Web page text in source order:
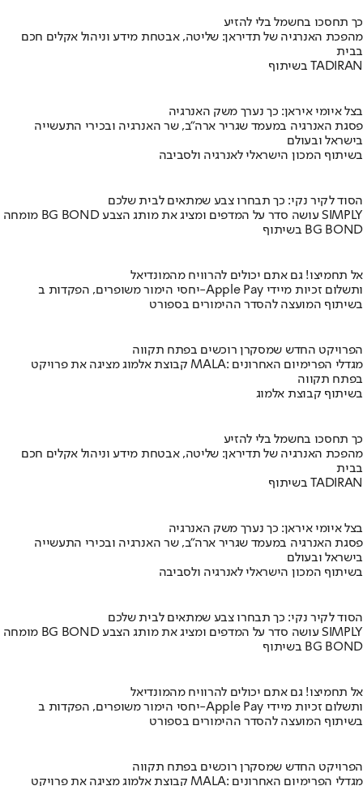
כך תחסכו בחשמל בלי להזיע
מהפכת האנרגיה של תדיראן: שליטה, אבטחת מידע וניהול אקלים חכם
בבית
בשיתוף TADIRAN
בצל איומי איראן: כך נערך משק האנרגיה
פסגת האנרגיה במעמד שגריר ארה"ב, שר האנרגיה ובכירי התעשייה
בישראל ובעולם
בשיתוף המכון הישראלי לאנרגיה ולסביבה
הסוד לקיר נקי: כך תבחרו צבע שמתאים לבית שלכם
מומחה BG BOND עושה סדר על המדפים ומציג את מותג הצבע SIMPLY
בשיתוף BG BOND
אל תחמיצו! גם אתם יכולים להרוויח מהמונדיאל
יחסי הימור משופרים, הפקדות ב-Apple Pay ותשלום זכיות מיידי
בשיתוף המועצה להסדר ההימורים בספורט
הפרויקט החדש שמסקרן רוכשים בפתח תקווה
קבוצת אלמוג מציגה את פרויקט MALA: מגדלי הפרימיום האחרונים
בפתח תקווה
בשיתוף קבוצת אלמוג
כך תחסכו בחשמל בלי להזיע
מהפכת האנרגיה של תדיראן: שליטה, אבטחת מידע וניהול אקלים חכם
בבית
בשיתוף TADIRAN
בצל איומי איראן: כך נערך משק האנרגיה
פסגת האנרגיה במעמד שגריר ארה"ב, שר האנרגיה ובכירי התעשייה
בישראל ובעולם
בשיתוף המכון הישראלי לאנרגיה ולסביבה
הסוד לקיר נקי: כך תבחרו צבע שמתאים לבית שלכם
מומחה BG BOND עושה סדר על המדפים ומציג את מותג הצבע SIMPLY
בשיתוף BG BOND
אל תחמיצו! גם אתם יכולים להרוויח מהמונדיאל
יחסי הימור משופרים, הפקדות ב-Apple Pay ותשלום זכיות מיידי
בשיתוף המועצה להסדר ההימורים בספורט
הפרויקט החדש שמסקרן רוכשים בפתח תקווה
קבוצת אלמוג מציגה את פרויקט MALA: מגדלי הפרימיום האחרונים